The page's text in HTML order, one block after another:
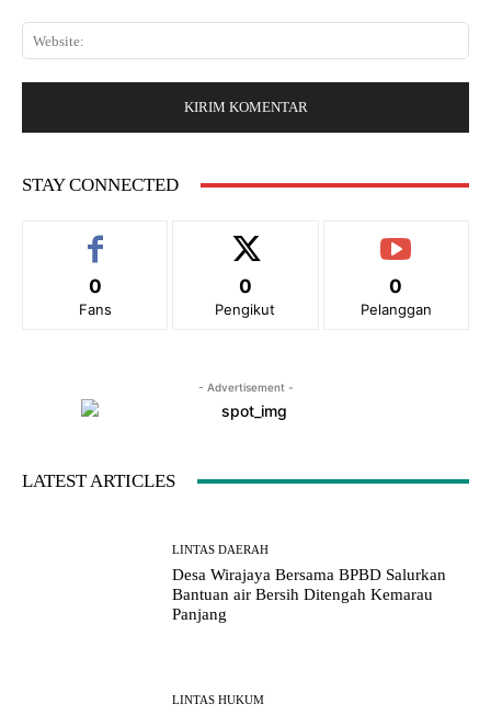
t
a
*
:
e
b
:
STAY CONNECTED
0
Fans
0
Pengikut
0
Pelanggan
- Advertisement -
LATEST ARTICLES
LINTAS DAERAH
Desa Wirajaya Bersama BPBD Salurkan
Bantuan air Bersih Ditengah Kemarau
Panjang
LINTAS HUKUM